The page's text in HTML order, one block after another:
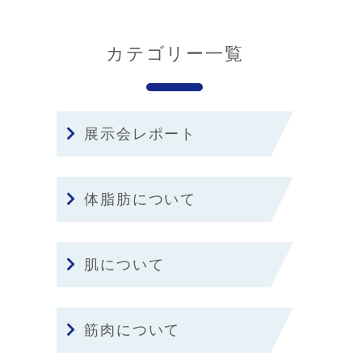
カテゴリー一覧
展示会レポート
体脂肪について
肌について
筋肉について